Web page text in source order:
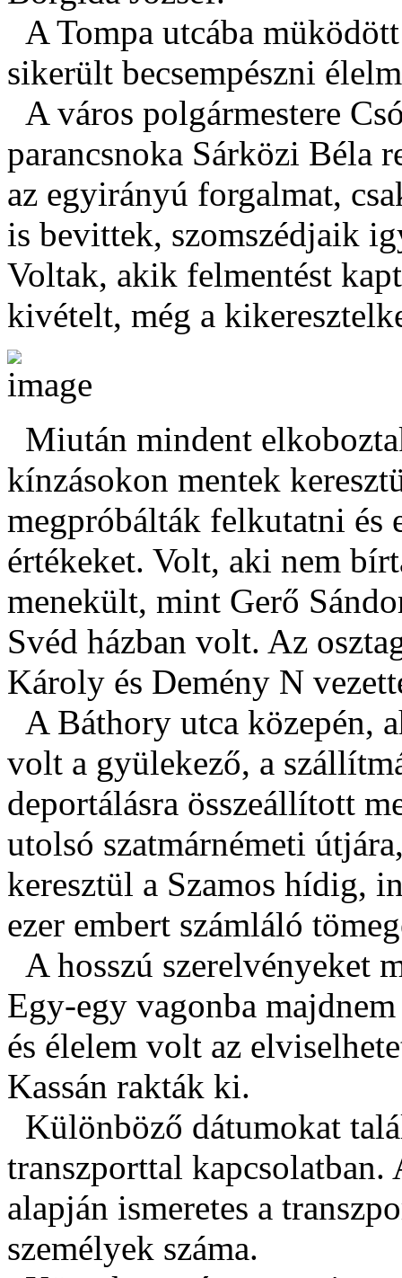
A Tompa utcába
sikerült becsempészni
A város polgármestere
parancsnoka Sárközi Béla
az egyirányú forgalmat,
is bevittek, szomszédjaik
Voltak, akik felmentést
kivételt, még a
Miután mindent
kínzásokon mentek
megpróbálták felkutatni és
értékeket. Volt, aki nem
menekült, mint Gerő
Svéd házban volt. Az
Károly és Demény N
A Báthory utca közepén,
volt a gyülekező, a
deportálásra összeállított
utolsó szatmárnémeti
keresztül a Szamos hídig,
ezer embert számláló
A hosszú szerelvényeket
Egy-egy vagonba
és élelem volt az
Kassán rakták ki.
Különböző dátumokat
transzporttal
alapján ismeretes a
személyek száma.